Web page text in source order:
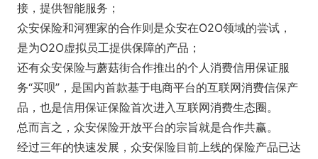
接，提供智能服务；
众安保险和河狸家的合作则是众安在O2O领域的尝试，
是为O2O虚拟员工提供保障的产品；
还有众安保险与蘑菇街合作推出的个人消费信用保证服
务“买呗”，是国内首款基于电商平台的互联网消费信保产
品，也是信用保证保险首次进入互联网消费生态圈。
总而言之，众安保险开放平台的宗旨就是合作共赢。
经过三年的快速发展，众安保险目前上线的保险产品已达